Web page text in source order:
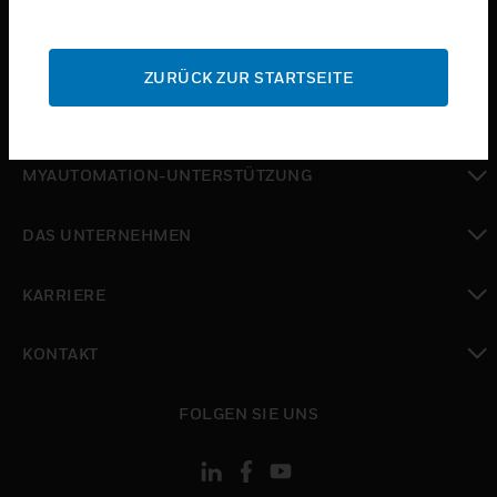
SUPPORT
toggle view
toggle view
MYAUTOMATION-UNTERSTÜTZUNG
DAS UNTERNEHMEN
KARRIERE
KONTAKT
FOLGEN SIE UNS
ZURÜCK ZUR STARTSEITE